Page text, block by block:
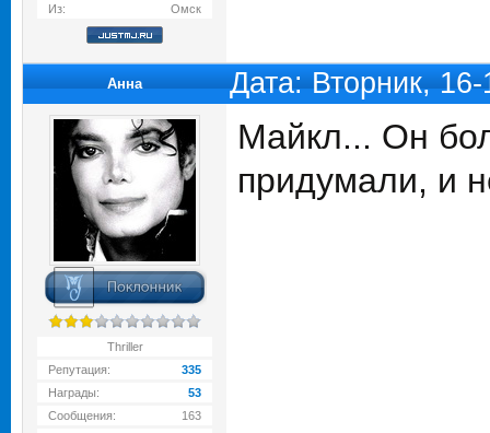
Из:
Омск
Анна Дата: Вторник,
Thriller
Репутация:
335
Награды:
53
Сообщения:
163
Майкл... Он
придумали, и